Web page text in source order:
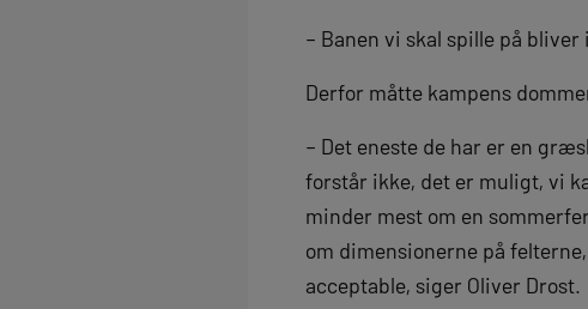
– Banen vi skal spille på
Derfor måtte kampens
– Det eneste de har er en
forstår ikke, det er muligt, vi
minder mest om en
om dimensionerne på
acceptable, siger Oliver Drost.